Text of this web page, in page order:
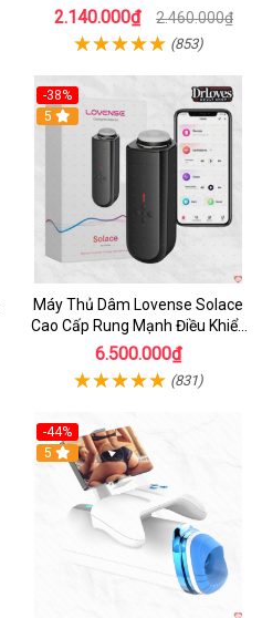
Êm Ái
2.140.000₫ 2.460.000₫
(853)
-38%
Hot
5
Máy Thủ Dâm Lovense Solace
Cao Cấp Rung Mạnh Điều Khiển
App
6.500.000₫
(831)
-44%
Hot
5